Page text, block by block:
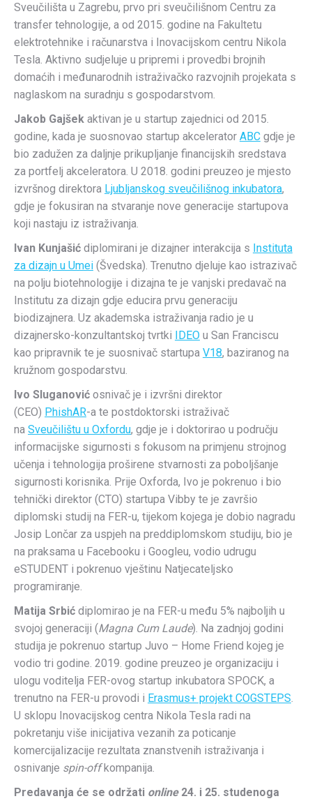
Sveučilišta u Zagrebu, prvo pri sveučilišnom Centru za
transfer tehnologije, a od 2015. godine na Fakultetu
elektrotehnike i računarstva i Inovacijskom centru Nikola
Tesla. Aktivno sudjeluje u pripremi i provedbi brojnih
domaćih i međunarodnih istraživačko razvojnih projekata s
naglaskom na suradnju s gospodarstvom.
Jakob Gajšek aktivan je u startup zajednici od 2015.
godine, kada je suosnovao startup akcelerator ABC gdje je
bio zadužen za daljnje prikupljanje financijskih sredstava
za portfelj akceleratora. U 2018. godini preuzeo je mjesto
izvršnog direktora Ljubljanskog sveučilišnog inkubatora,
gdje je fokusiran na stvaranje nove generacije startupova
koji nastaju iz istraživanja.
Ivan Kunjašić diplomirani je dizajner interakcija s Instituta
za dizajn u Umei (Švedska). Trenutno djeluje kao istrazivač
na polju biotehnologije i dizajna te je vanjski predavač na
Institutu za dizajn gdje educira prvu generaciju
biodizajnera. Uz akademska istraživanja radio je u
dizajnersko-konzultantskoj tvrtki IDEO u San Franciscu
kao pripravnik te je suosnivač startupa V18, baziranog na
kružnom gospodarstvu.
Ivo Sluganović osnivač je i izvršni direktor
(CEO) PhishAR-a te postdoktorski istraživač
na Sveučilištu u Oxfordu, gdje je i doktorirao u području
informacijske sigurnosti s fokusom na primjenu strojnog
učenja i tehnologija proširene stvarnosti za poboljšanje
sigurnosti korisnika. Prije Oxforda, Ivo je pokrenuo i bio
tehnički direktor (CTO) startupa Vibby te je završio
diplomski studij na FER-u, tijekom kojega je dobio nagradu
Josip Lončar za uspjeh na preddiplomskom studiju, bio je
na praksama u Facebooku i Googleu, vodio udrugu
eSTUDENT i pokrenuo vještinu Natjecateljsko
programiranje.
Matija Srbić diplomirao je na FER-u među 5% najboljih u
svojoj generaciji (Magna Cum Laude). Na zadnjoj godini
studija je pokrenuo startup Juvo – Home Friend kojeg je
vodio tri godine. 2019. godine preuzeo je organizaciju i
ulogu voditelja FER-ovog startup inkubatora SPOCK, a
trenutno na FER-u provodi i Erasmus+ projekt COGSTEPS.
U sklopu Inovacijskog centra Nikola Tesla radi na
pokretanju više inicijativa vezanih za poticanje
komercijalizacije rezultata znanstvenih istraživanja i
osnivanje spin-offkompanija.
Predavanja će se održati online24. i 25. studenoga